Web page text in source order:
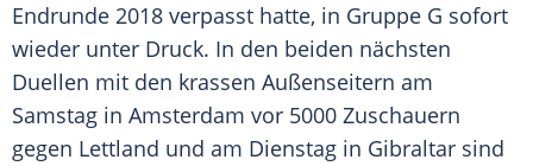
Endrunde 2018 verpasst hatte, in Gruppe G sofort
wieder unter Druck. In den beiden nächsten
Duellen mit den krassen Außenseitern am
Samstag in Amsterdam vor 5000 Zuschauern
gegen Lettland und am Dienstag in Gibraltar sind